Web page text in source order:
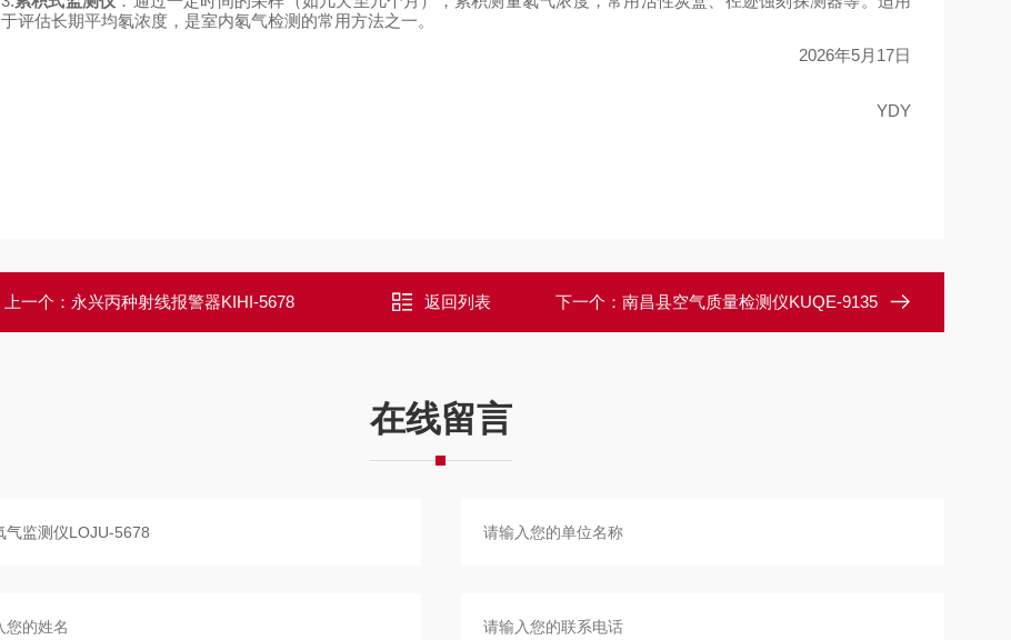
于评估长期平均氡浓度，是室内氡气检测的常用方法之一。
2026年5月 17日
YDY
上一个： 永兴丙种射线报警器KIHI-5678 返回列表 下一个： 南昌县空气质量检测仪KUQE-9135
在线留言